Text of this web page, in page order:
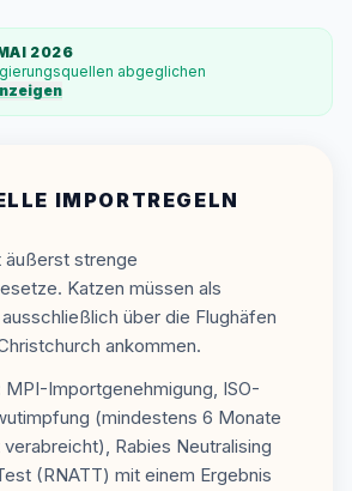
2026
abgeglichen
IMPORTREGELN
äußerst strenge
Katzen müssen als
über die Flughäfen
ankommen.
Importgenehmigung, ISO-
(mindestens 6 Monate
Rabies Neutralising
(RNATT) mit einem Ergebnis